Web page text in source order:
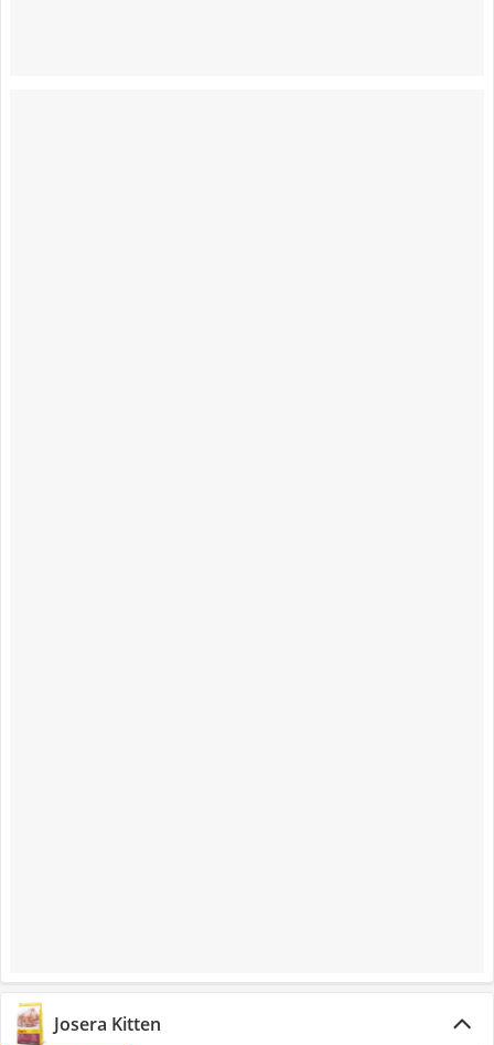
Josera Kitten